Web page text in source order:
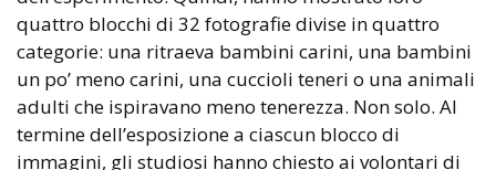
quattro blocchi di 32 fotografie divise in quattro
categorie: una ritraeva bambini carini, una bambini
un po’ meno carini, una cuccioli teneri o una animali
adulti che ispiravano meno tenerezza. Non solo. Al
termine dell’esposizione a ciascun blocco di
immagini, gli studiosi hanno chiesto ai volontari di